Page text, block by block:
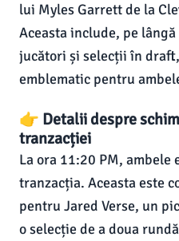
lui Myles Garrett de la
Aceasta include, pe
jucători și selecții în
emblematic pentru
👉 Detalii despre
tranzacției
La ora 11:20 PM, ambele
tranzacția. Aceasta este
pentru Jared Verse, un
o selecție de a doua